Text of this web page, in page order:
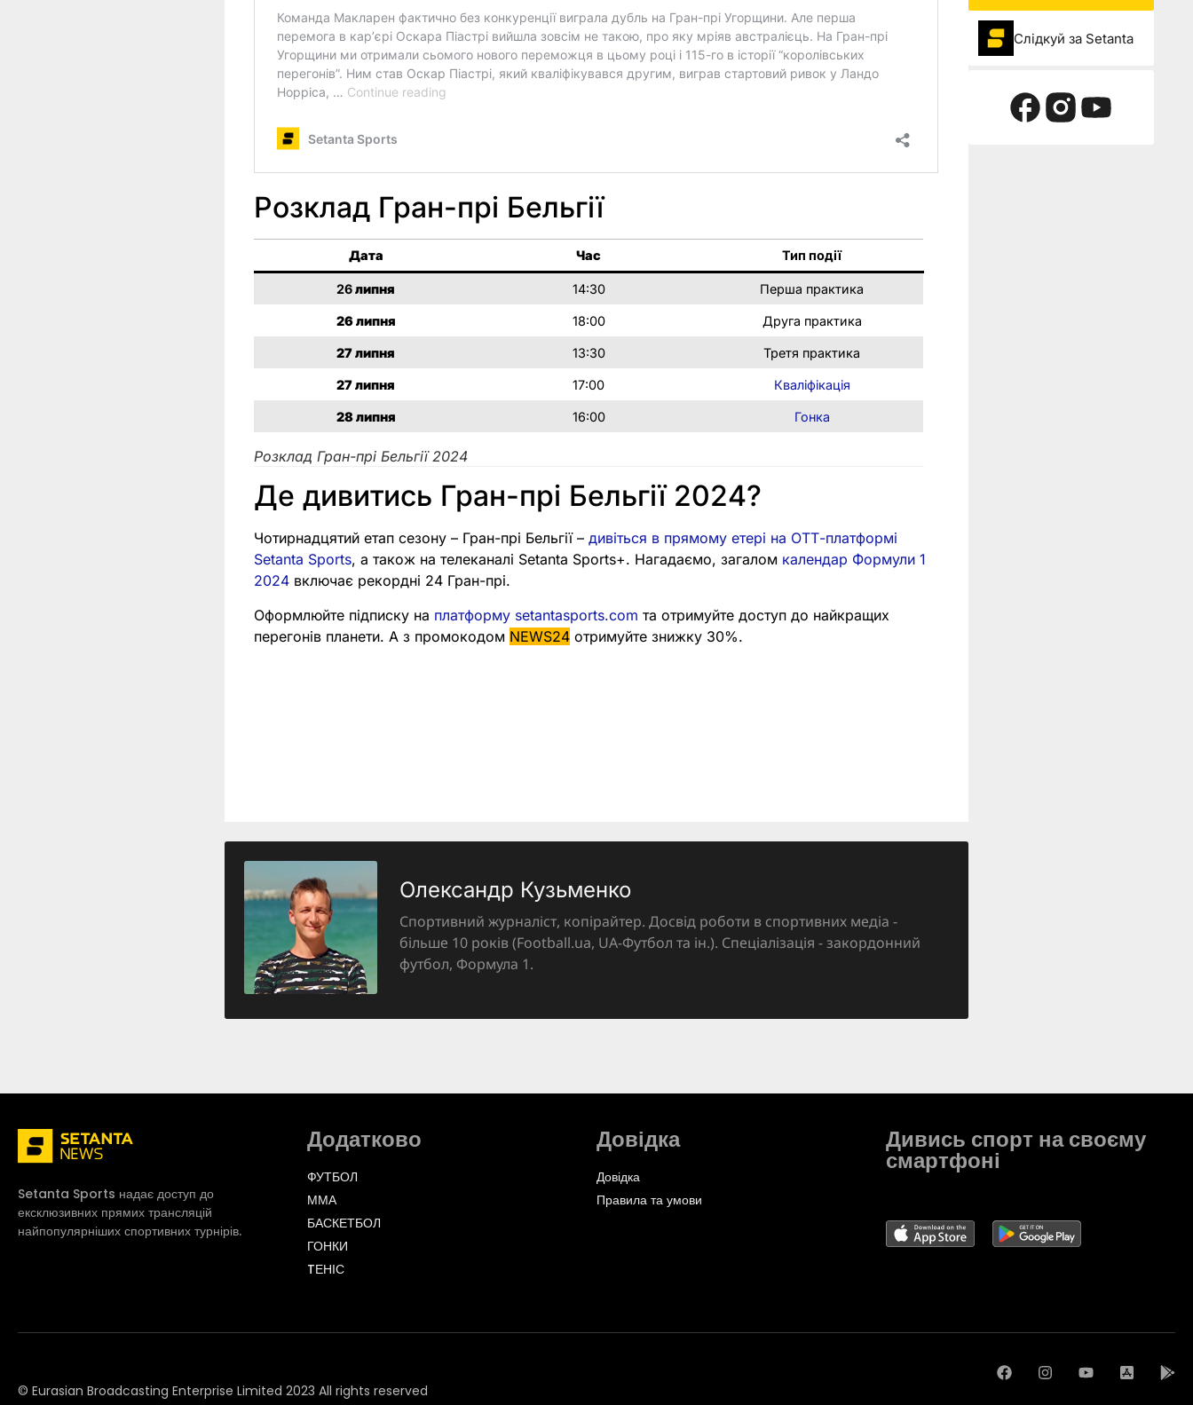
Розклад Гран-прі Бельгії
Дата Час Тип події
26липня 14:30 Перша практика
26липня 18:00 Друга практика
27липня 13:30 Третя практика
27липня 17:00 Кваліфікація
28липня 16:00 Гонка
Розклад Гран-прі Бельгії 2024
Де дивитись Гран-прі Бельгії 2024?
Чотирнадцятий етап сезону – Гран-прі Бельгії –дивіться в прямому етері на ОТТ-платформі
Setanta Sports, а також на телеканалі Setanta Sports+. Нагадаємо, загалом календар Формули 1
2024 включає рекордні 24 Гран-прі.
Оформлюйте підписку на платформу setantasports.com та отримуйте доступ до найкращих
перегонів планети. А з промокодом NEWS24 отримуйте знижку 30%.
Олександр Кузьменко
Спортивний журналіст, копірайтер. Досвід роботи в спортивних медіа -
більше 10 років (Football.ua, UA-Футбол та ін.). Спеціалізація - закордонний
футбол, Формула 1.
Слідкуй за Setanta
Setanta Sports надає доступ до
ексклюзивних прямих трансляцій
найпопулярніших спортивних турнірів.
Додатково
ФУТБОЛ
ММА
БАСКЕТБОЛ
ГОНКИ
TЕНІС
Довідка
Довідка
Правила та умови
Дивись спорт на своєму
смартфоні
© Eurasian Broadcasting Enterprise Limited 2023 All rights reserved